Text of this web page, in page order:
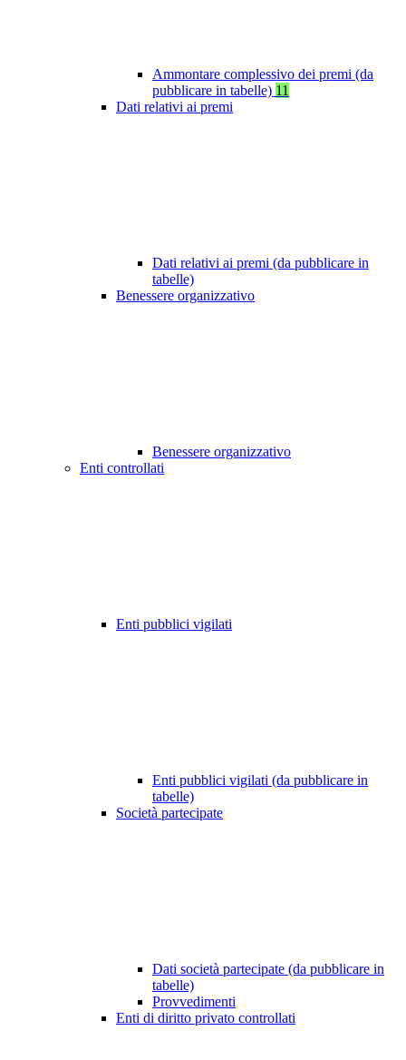
Ammontare complessivo dei premi (da
pubblicare in tabelle) 11
Dati relativi ai premi
Dati relativi ai premi (da pubblicare in
tabelle)
Benessere organizzativo
Benessere organizzativo
Enti controllati
Enti pubblici vigilati
Enti pubblici vigilati (da pubblicare in
tabelle)
Società partecipate
Dati società partecipate (da pubblicare in
tabelle)
Provvedimenti
Enti di diritto privato controllati